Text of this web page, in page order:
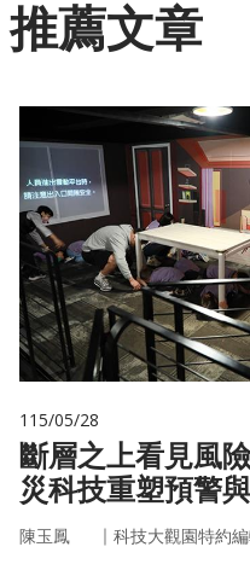
推薦文章
115/05/28
斷層之上看見風
災科技重塑預警
陳玉鳳 ｜ 科技大觀園特約